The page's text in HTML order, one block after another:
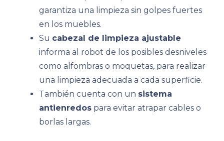
garantiza una limpieza sin golpes fuertes
en los muebles.
Su cabezal de limpieza ajustable
informa al robot de los posibles desniveles
como alfombras o moquetas, para realizar
una limpieza adecuada a cada superficie.
También cuenta con un sistema
antienredos para evitar atrapar cables o
borlas largas.